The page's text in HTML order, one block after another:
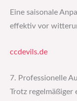
Eine saisonale
effektiv vor
ccdevils.de
7. Professionelle
Trotz regelmäßiger